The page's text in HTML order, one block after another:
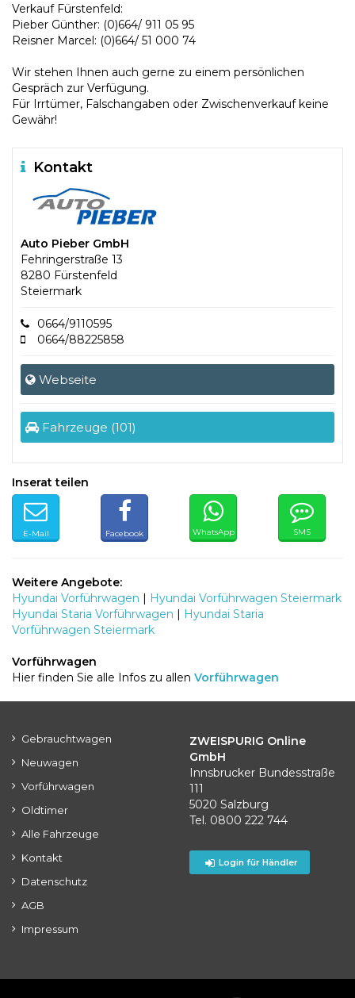
Verkauf Fürstenfeld:
Pieber Günther: (0)664/ 911 05 95
Reisner Marcel: (0)664/ 51 000 74
Wir stehen Ihnen auch gerne zu einem persönlichen
Gespräch zur Verfügung.
Für Irrtümer, Falschangaben oder Zwischenverkauf keine
Gewähr!
Kontakt
Auto Pieber GmbH
Fehringerstraße 13
8280 Fürstenfeld
Steiermark
0664/9110595
0664/88225858
Webseite
Fahrzeuge (101)
Inserat teilen
E-Mail Facebook WhatsApp SMS
Weitere Angebote:
Hyundai Vorführwagen | Hyundai Vorführwagen Steiermark
Hyundai Staria Vorführwagen | Hyundai Staria
Vorführwagen Steiermark
Vorführwagen
Hier finden Sie alle Infos zu allen Vorführwagen
Gebrauchtwagen
Neuwagen
Vorführwagen
Oldtimer
Alle Fahrzeuge
Kontakt
Datenschutz
AGB
Impressum
ZWEISPURIG Online
GmbH
Innsbrucker Bundesstraße
111
5020 Salzburg
Tel. 0800 222 744
Login für Händler